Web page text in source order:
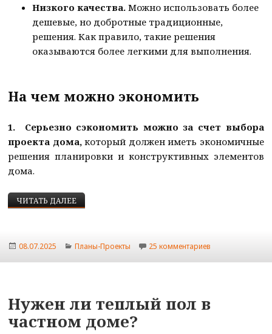
Низкого качества. Можно использовать более
дешевые, но добротные традиционные,
решения. Как правило, такие решения
оказываются более легкими для выполнения.
На чем можно экономить
1.
Серьезно сэкономить можно за счет выбора
проекта дома,который должен иметь экономичные
решения планировки и конструктивных элементов
дома.
ЧИТАТЬ ДАЛЕЕКАК ПОСТРОИТЬ ДОМ ДЕШЕВО — НЕДОРОГО
Опубликовано
08.07.2025 Рубрики
Планы-Проекты 25 комментариев
Нужен ли теплый пол в
частном доме?